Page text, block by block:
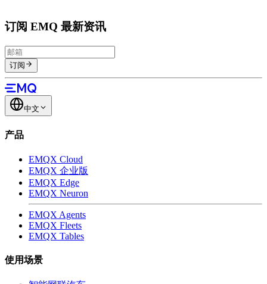
订阅 EMQ 最新资讯
订阅
中文
产品
EMQX Cloud
EMQX 企业版
EMQX Edge
EMQX Neuron
EMQX Agents
EMQX Fleets
EMQX Tables
使用场景